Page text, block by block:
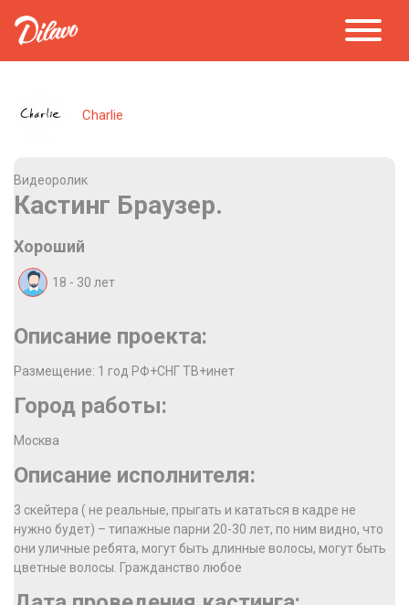
Charlie
Видеоролик
Кастинг Браузер.
Хороший
18 - 30 лет
Описание проекта:
Размещение: 1 год РФ+СНГ ТВ+инет
Город работы:
Москва
Описание исполнителя:
3 скейтера ( не реальные, прыгать и кататься в кадре не
нужно будет) – типажные парни 20-30 лет, по ним видно, что
они уличные ребята, могут быть длинные волосы, могут быть
цветные волосы. Гражданство любое